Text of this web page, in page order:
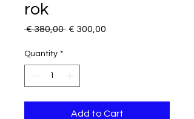
rok
€ 380,00 Regular
€ 300,00
Quantity *
Add to Cart